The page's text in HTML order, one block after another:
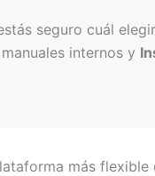
seguro cuál
internos y
más flexible